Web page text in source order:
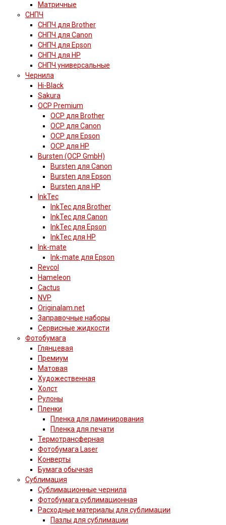
Матричные
СНПЧ
СНПЧ для Brother
СНПЧ для Canon
СНПЧ для Epson
СНПЧ для HP
СНПЧ универсальные
Чернила
Hi-Black
Sakura
OCP Premium
OCP для Brother
OCP для Canon
OCP для Epson
OCP для HP
Bursten (OCP GmbH)
Bursten для Canon
Bursten для Epson
Bursten для HP
InkTec
InkTec для Brother
InkTec для Canon
InkTec для Epson
InkTec для HP
Ink-mate
Ink-mate для Epson
Revcol
Hameleon
Cactus
NVP
Originalam.net
Заправочные наборы
Сервисные жидкости
Фотобумага
Глянцевая
Премиум
Матовая
Художественная
Холст
Рулоны
Пленки
Пленка для ламинирования
Пленка для печати
Термотрансферная
Фотобумага Laser
Конверты
Бумага обычная
Сублимация
Сублимационные чернила
Фотобумага сублимационная
Расходные материалы для сублимации
Пазлы для сублимации